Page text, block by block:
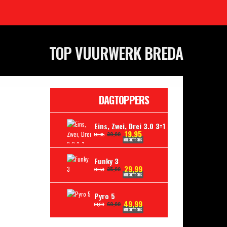
TOP VUURWERK BREDA
DAGTOPPERS
Eins, Zwei, Drei 3.0 3=1
59,95 30,00 19,95
INTERNETPRIJS
Funky 3
39,50 35,00 29,99
INTERNETPRIJS
Pyro 5
64,99 60,00 49,99
INTERNETPRIJS